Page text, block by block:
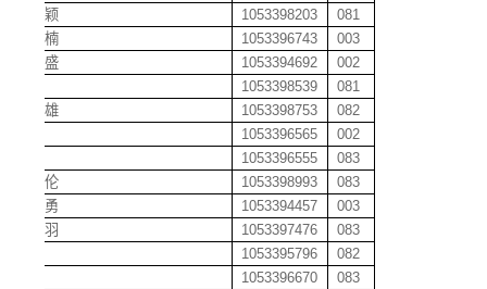
范宸颖
1053398203
081
范楠楠
1053396743
003
方迪盛
1053394692
002
1053398539
081
方梦雄
1053398753
082
1053396565
002
1053396555
083
方伟伦
1053398993
083
方学勇
1053394457
003
方振羽
1053397476
083
1053395796
082
1053396670
083